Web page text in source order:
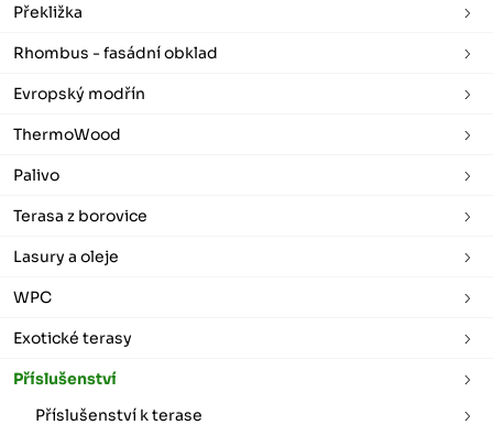
Překližka
Rhombus - fasádní obklad
Evropský modřín
ThermoWood
Palivo
Terasa z borovice
Lasury a oleje
WPC
Exotické terasy
Příslušenství
Příslušenství k terase